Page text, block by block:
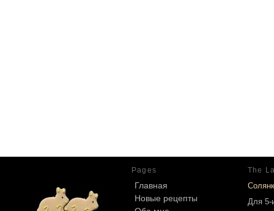
Pages
Главная
Новые рецепты
The
Для 5-